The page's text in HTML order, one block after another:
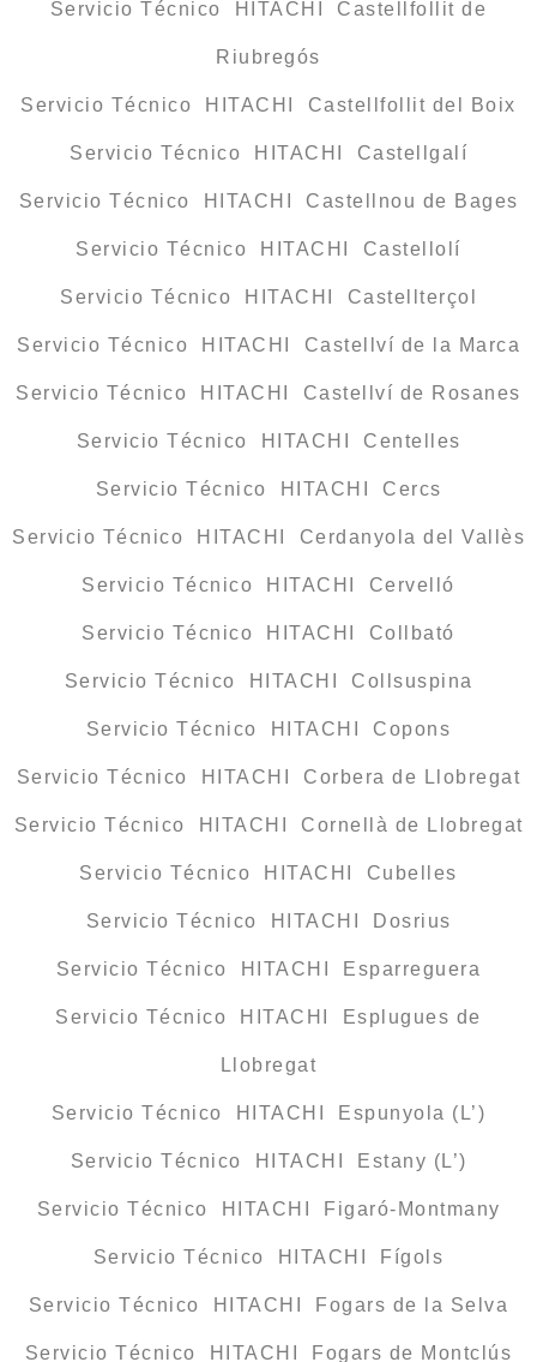
Servicio Técnico HITACHI Castellfollit de
Riubregós
Servicio Técnico HITACHI Castellfollit del Boix
Servicio Técnico HITACHI Castellgalí
Servicio Técnico HITACHI Castellnou de Bages
Servicio Técnico HITACHI Castellolí
Servicio Técnico HITACHI Castellterçol
Servicio Técnico HITACHI Castellví de la Marca
Servicio Técnico HITACHI Castellví de Rosanes
Servicio Técnico HITACHI Centelles
Servicio Técnico HITACHI Cercs
Servicio Técnico HITACHI Cerdanyola del Vallès
Servicio Técnico HITACHI Cervelló
Servicio Técnico HITACHI Collbató
Servicio Técnico HITACHI Collsuspina
Servicio Técnico HITACHI Copons
Servicio Técnico HITACHI Corbera de Llobregat
Servicio Técnico HITACHI Cornellà de Llobregat
Servicio Técnico HITACHI Cubelles
Servicio Técnico HITACHI Dosrius
Servicio Técnico HITACHI Esparreguera
Servicio Técnico HITACHI Esplugues de
Llobregat
Servicio Técnico HITACHI Espunyola (L’)
Servicio Técnico HITACHI Estany (L’)
Servicio Técnico HITACHI Figaró-Montmany
Servicio Técnico HITACHI Fígols
Servicio Técnico HITACHI Fogars de la Selva
Servicio Técnico HITACHI Fogars de Montclús